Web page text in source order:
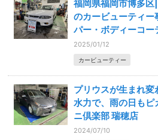
福岡県福岡市博多
のカービューティ
パー・ボディーコー
2025/01/12
カービューティー
プリウスが生まれ
水力で、雨の日も
ニ倶楽部 瑞穂店
2024/07/10